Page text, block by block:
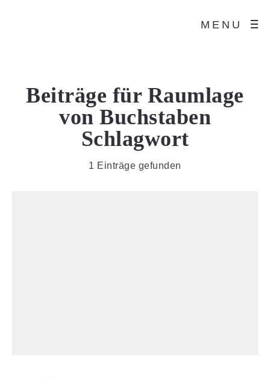
MENU
Beiträge für Raumlage
von Buchstaben
Schlagwort
1 Einträge gefunden